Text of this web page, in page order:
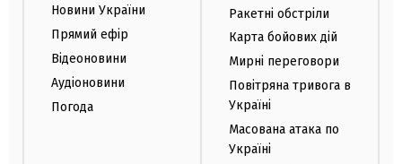
Новини України
Прямий ефір
Відеоновини
Аудіоновини
Погода
Ракетні обстріли
Карта бойових дій
Мирні переговори
Повітряна тривога в
Україні
Масована атака по
Україні